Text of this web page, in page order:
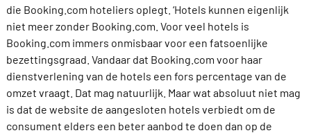
die Booking.com hoteliers oplegt. ‘Hotels kunnen eigenlijk
niet meer zonder Booking.com. Voor veel hotels is
Booking.com immers onmisbaar voor een fatsoenlijke
bezettingsgraad. Vandaar dat Booking.com voor haar
dienstverlening van de hotels een fors percentage van de
omzet vraagt. Dat mag natuurlijk. Maar wat absoluut niet mag
is dat de website de aangesloten hotels verbiedt om de
consument elders een beter aanbod te doen dan op de